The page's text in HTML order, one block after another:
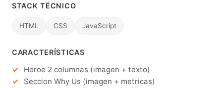
STACK TÉCNICO
HTML CSS JavaScript
CARACTERÍSTICAS
Heroe 2 columnas (imagen + texto)
Seccion Why Us (imagen + metricas)